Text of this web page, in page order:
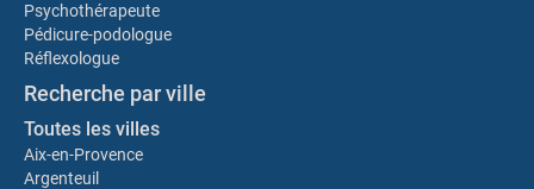
Psychothérapeute
Pédicure-podologue
Réflexologue
Recherche par ville
Toutes les villes
Aix-en-Provence
Argenteuil